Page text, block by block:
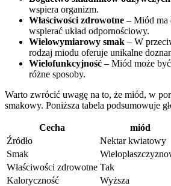
wspiera organizm.
Właściwości zdrowotne – Miód ma
⁢wspierać układ odpornościowy.
Wielowymiarowy⁤ smak –⁤ W
rodzaj miodu oferuje unikalne
Wielofunkcyjność – Miód może
‌różne sposoby.
Warto zwrócić uwagę na‍ to, że miód, w‌
smakowy.​ Poniższa tabela ‍podsumowuje
Cecha miód
Źródło
Nektar​ kwiatowy
Smak
Właściwości zdrowotne Tak
Kaloryczność
Wyższa